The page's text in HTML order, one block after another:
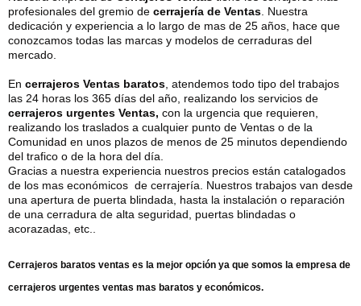
profesionales del gremio de cerrajería de Ventas . Nuestra
dedicación y experiencia a lo largo de mas de 25 años, hace que
conozcamos todas las marcas y modelos de cerraduras del
mercado.
En cerrajeros Ventas baratos , atendemos todo tipo del trabajos
las 24 horas los 365 días del año, realizando los servicios de
cerrajeros urgentes Ventas, con la urgencia que requieren,
realizando los traslados a cualquier punto de Ventas o de la
Comunidad en unos plazos de menos de 25 minutos dependiendo
del trafico o de la hora del día.
Gracias a nuestra experiencia nuestros precios están catalogados
de los mas económicos de cerrajería. Nuestros trabajos van desde
una apertura de puerta blindada, hasta la instalación o reparación
de una cerradura de alta seguridad, puertas blindadas o
acorazadas, etc..
Cerrajeros baratos ventas es la mejor opción ya que somos la empresa de
cerrajeros urgentes ventas mas baratos y económicos.